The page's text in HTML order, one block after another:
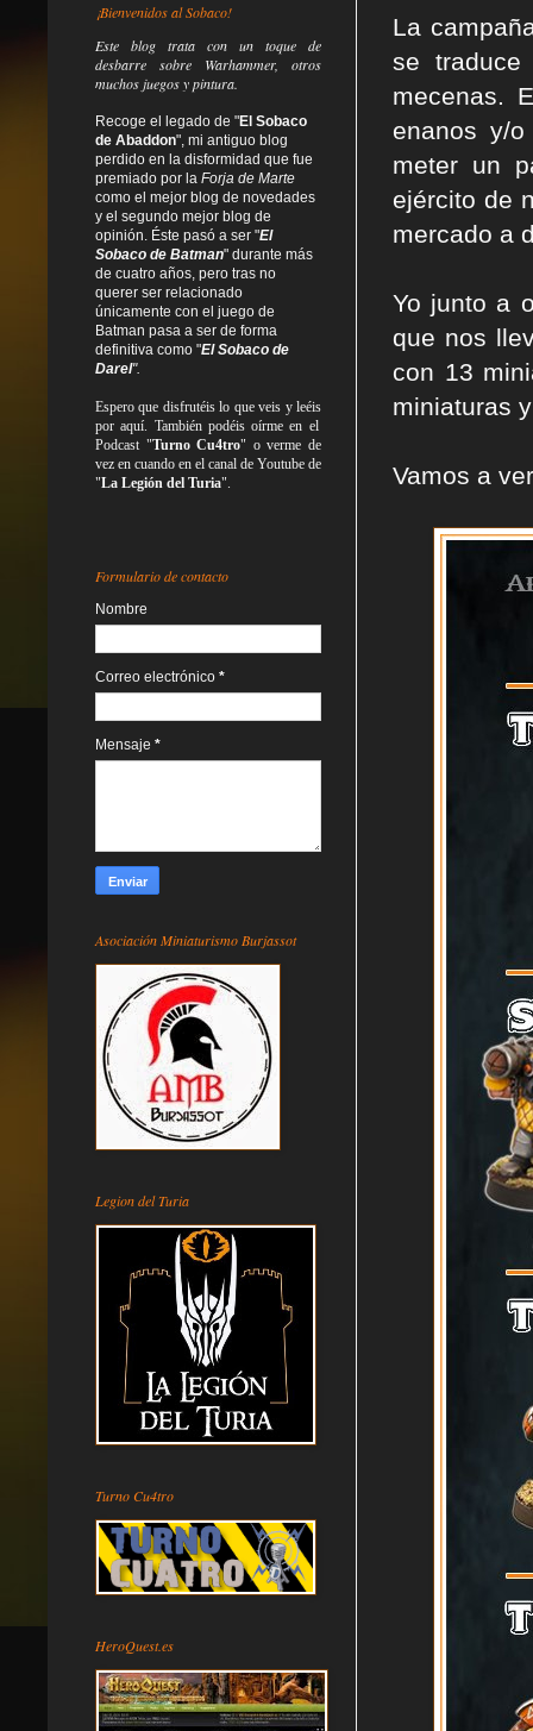
La
se
mecenas.
enanos y/
meter un
ejército de
mercado a
Yo junto a
que nos
con 13
miniaturas
Vamos a
¡Bienvenidos al Sobaco!
Este blog trata con un toque de
desbarre sobre Warhammer, otros
muchos juegos y pintura.
Recoge el legado de "El Sobaco
de Abaddon", mi antiguo blog
perdido en la disformidad que fue
premiado por la Forja de Marte
como el mejor blog de novedades
y el segundo mejor blog de
opinión. Éste pasó a ser "El
Sobaco de Batman" durante más
de cuatro años, pero tras no
querer ser relacionado
únicamente con el juego de
Batman pasa a ser de forma
definitiva como "El Sobaco de
Darel".
Espero que disfrutéis lo queveis yleéis
por aquí. También podéis oírme en el
Podcast "Turno Cu4tro" o verme de
vez en cuando en el canal de Youtube de
"La Legión del Turia".
Formulario de contacto
Nombre
Correo electrónico *
Mensaje *
Asociación Miniaturismo Burjassot
Legion del Turia
Turno Cu4tro
HeroQuest.es